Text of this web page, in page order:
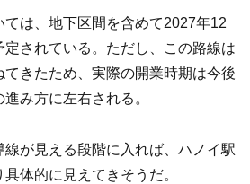
は、地下区間を含めて2027年12
定されている。ただし、この路線は
てきたため、実際の開業時期は今後
み方に左右される。
が見える段階に入れば、ハノイ駅
体的に見えてきそうだ。